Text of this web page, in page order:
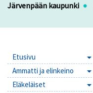
Järvenpään kaupunki
Etusivu
Ammatti ja elinkeino
Eläkeläiset